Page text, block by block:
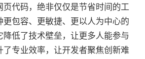
页代码，绝非仅仅是节省时间的工
更包容、更敏捷、更以人为中心的
降低了技术壁垒，让更多人能参与
了专业效率，让开发者聚焦创新难